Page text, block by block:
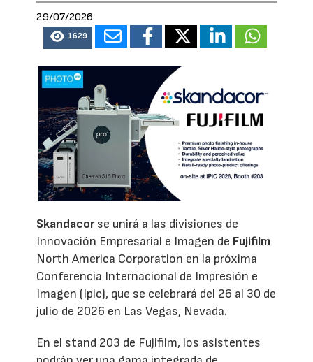
29/07/2026
1629
Skandacorse unirá a las divisiones de
Innovación Empresarial e Imagen de Fujifilm
North America Corporation en la próxima
Conferencia Internacional de Impresión e
Imagen (Ipic), que se celebrará del 26 al 30 de
julio de 2026 en Las Vegas, Nevada.
En el stand 203 de Fujifilm, los asistentes